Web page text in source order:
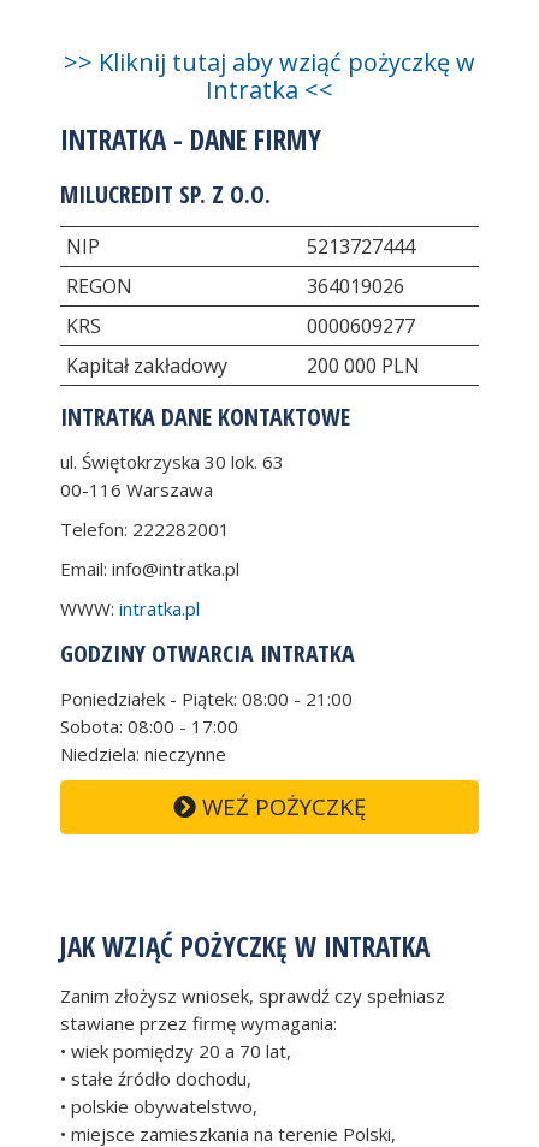
>> Kliknij tutaj aby wziąć pożyczkę w
Intratka <<
INTRATKA - DANE FIRMY
MILUCREDIT SP. Z O.O.
NIP
5213727444
REGON
364019026
KRS
0000609277
Kapitał zakładowy
200 000 PLN
INTRATKA DANE KONTAKTOWE
ul. Świętokrzyska 30 lok. 63
00-116 Warszawa
Telefon: 222282001
Email: info@intratka.pl
WWW: intratka.pl
GODZINY OTWARCIA INTRATKA
Poniedziałek - Piątek: 08:00 - 21:00
Sobota: 08:00 - 17:00
Niedziela: nieczynne
WEŹ POŻYCZKĘ
JAK WZIĄĆ POŻYCZKĘ W INTRATKA
Zanim złożysz wniosek, sprawdź czy spełniasz
stawiane przez firmę wymagania:
• wiek pomiędzy 20 a 70 lat,
• stałe źródło dochodu,
• polskie obywatelstwo,
• miejsce zamieszkania na terenie Polski,